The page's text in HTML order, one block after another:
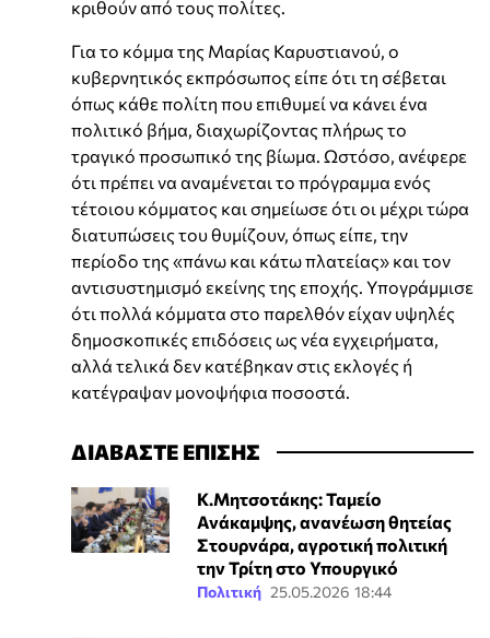
κριθούν από τους πολίτες.
Για το κόμμα της Μαρίας Καρυστιανού, ο
κυβερνητικός εκπρόσωπος είπε ότι τη σέβεται
όπως κάθε πολίτη που επιθυμεί να κάνει ένα
πολιτικό βήμα, διαχωρίζοντας πλήρως το
τραγικό προσωπικό της βίωμα. Ωστόσο, ανέφερε
ότι πρέπει να αναμένεται το πρόγραμμα ενός
τέτοιου κόμματος και σημείωσε ότι οι μέχρι τώρα
διατυπώσεις του θυμίζουν, όπως είπε, την
περίοδο της «πάνω και κάτω πλατείας» και τον
αντισυστημισμό εκείνης της εποχής. Υπογράμμισε
ότι πολλά κόμματα στο παρελθόν είχαν υψηλές
δημοσκοπικές επιδόσεις ως νέα εγχειρήματα,
αλλά τελικά δεν κατέβηκαν στις εκλογές ή
κατέγραψαν μονοψήφια ποσοστά.
ΔΙΑΒΑΣΤΕ ΕΠΙΣΗΣ
Κ.Μητσοτάκης: Ταμείο
Ανάκαμψης, ανανέωση θητείας
Στουρνάρα, αγροτική πολιτική
την Τρίτη στο Υπουργικό
Πολιτική 25.05.2026 18:44